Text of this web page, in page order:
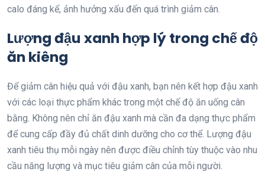
calo đáng kể, ảnh hưởng xấu đến quá trình giảm cân.
Lượng đậu xanh hợp lý trong chế độ
ăn kiêng
Để giảm cân hiệu quả với đậu xanh, bạn nên kết hợp đậu xanh
với các loại thực phẩm khác trong một chế độ ăn uống cân
bằng. Không nên chỉ ăn đậu xanh mà cần đa dạng thực phẩm
để cung cấp đầy đủ chất dinh dưỡng cho cơ thể. Lượng đậu
xanh tiêu thụ mỗi ngày nên được điều chỉnh tùy thuộc vào nhu
cầu năng lượng và mục tiêu giảm cân của mỗi người.